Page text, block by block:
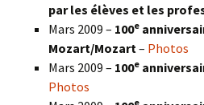
par les élèves et les
Mars 2009 – 100e
Mozart/Mozart – Photos
Mars 2009 – 100e
Photos
e